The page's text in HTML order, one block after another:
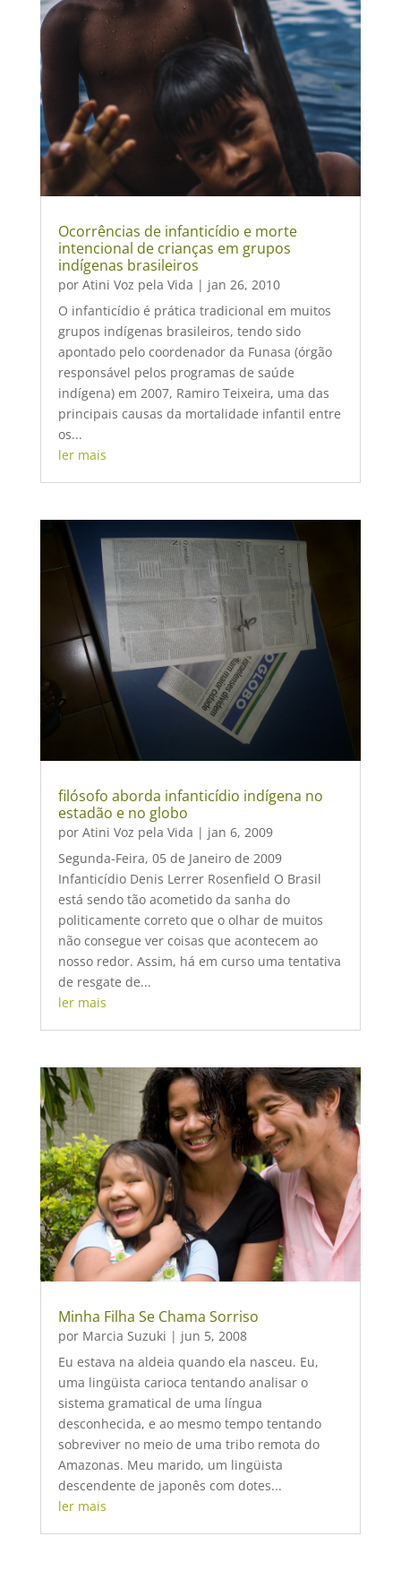
Ocorrências de infanticídio e morte
intencional de crianças em grupos
indígenas brasileiros
por Atini Voz pela Vida | jan 26, 2010
O infanticídio é prática tradicional em muitos
grupos indígenas brasileiros, tendo sido
apontado pelo coordenador da Funasa (órgão
responsável pelos programas de saúde
indígena) em 2007, Ramiro Teixeira, uma das
principais causas da mortalidade infantil entre
os...
ler mais
filósofo aborda infanticídio indígena no
estadão e no globo
por Atini Voz pela Vida | jan 6, 2009
Segunda-Feira, 05 de Janeiro de 2009
Infanticídio Denis Lerrer Rosenfield O Brasil
está sendo tão acometido da sanha do
politicamente correto que o olhar de muitos
não consegue ver coisas que acontecem ao
nosso redor. Assim, há em curso uma tentativa
de resgate de...
ler mais
Minha Filha Se Chama Sorriso
por Marcia Suzuki | jun 5, 2008
Eu estava na aldeia quando ela nasceu. Eu,
uma lingüista carioca tentando analisar o
sistema gramatical de uma língua
desconhecida, e ao mesmo tempo tentando
sobreviver no meio de uma tribo remota do
Amazonas. Meu marido, um lingüista
descendente de japonês com dotes...
ler mais